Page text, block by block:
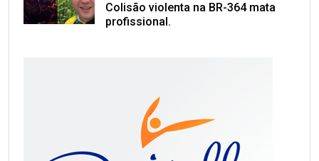
Colisão violenta na BR-364 mata
profissional.